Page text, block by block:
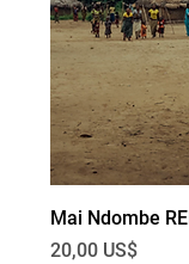
Mai Ndombe
Precio
20,00 US$